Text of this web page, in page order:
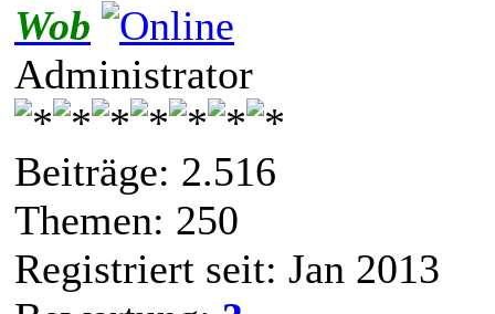
Wob
Administrator
Beiträge: 2.516
Themen: 250
Registriert seit: Jan 2013